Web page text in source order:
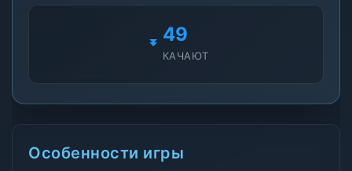
50
КАЧАЮТ
Особенности игры